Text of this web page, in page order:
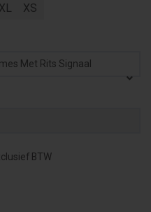
XS
Met Rits Signaal
BTW